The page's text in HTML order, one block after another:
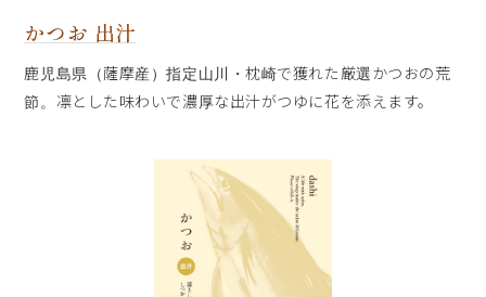
かつお 出汁
鹿児島県（薩摩産）指定山川・枕崎で獲れた厳選かつおの荒
節。凛とした味わいで濃厚な出汁がつゆに花を添えます。